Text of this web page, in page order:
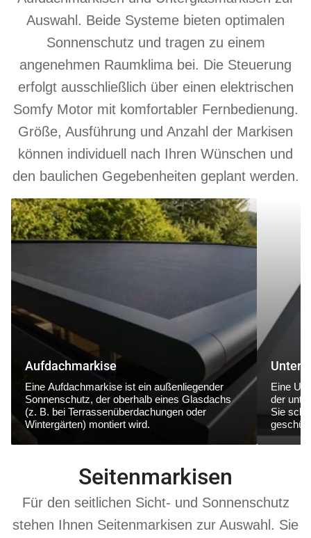
Auswahl. Beide Systeme bieten optimalen
Sonnenschutz und tragen zu einem
angenehmen Raumklima bei. Die Steuerung
erfolgt ausschließlich über einen elektrischen
Somfy Motor mit komfortabler Fernbedienung.
Größe, Ausführung und Anzahl der Markisen
können individuell nach Ihren Wünschen und
den baulichen Gegebenheiten geplant werden.
Aufdachmarkise
Aufdachmarkise
Eine Aufdachmarkise ist ein außenliegender
Sonnenschutz, der oberhalb eines Glasdachs
(z. B. bei Terrassenüberdachungen oder
Wintergärten) montiert wird.
Eine
der
Sie
Seitenmarkisen
Für den seitlichen Sicht- und Sonnenschutz
stehen Ihnen Seitenmarkisen zur Auswahl. Sie